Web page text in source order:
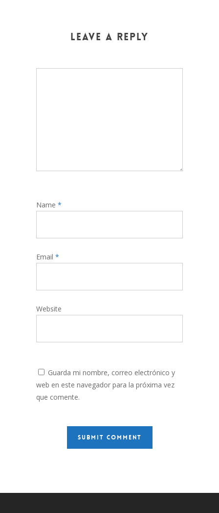
Leave a Reply
Name *
Email *
Website
Guarda mi nombre, correo electrónico y
web en este navegador para la próxima vez
que comente.